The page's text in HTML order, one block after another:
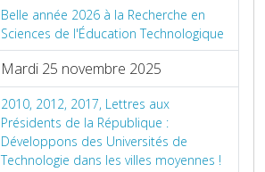
Belle année 2026 à la Recherche en
Sciences de l'Éducation Technologique
Mardi 25 novembre 2025
2010, 2012, 2017, Lettres aux
Présidents de la République :
Développons des Universités de
Technologie dans les villes moyennes !